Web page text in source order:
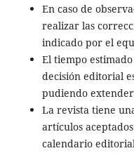
En caso de
realizar las
indicado por el
El tiempo
decisión editorial
pudiendo
La revista tiene
artículos
calendario